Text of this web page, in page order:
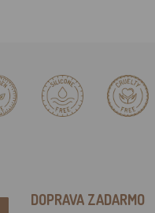
DOPRAVA ZADARMO